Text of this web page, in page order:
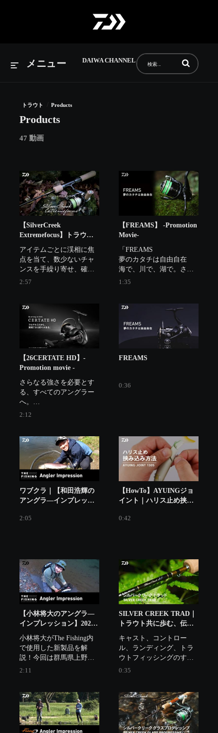
DAIWA CHANNEL
メニュー 動画の検索語句
トラウト / Products
Products
47 動画
【SilverCreek
Extremefocus】トラウト
との対話、より深く
アイテムごとに渓相に焦
点を当て、数少ないチャ
ンスを手繰り寄せ、確実
にモノにするロッド、そ
2:57
【FREAMS】 -Promotion
Movie-
「FREAMS
夢のカタチは自由自在
海で、川で、湖で。さま
ざまなフィッシングシー
る。」
製品ページ：
https://www.daiwa.com/jp/
1:35
【26CERTATE HD】-
Promotion movie -
さらなる強さを必要とす
る、すべてのアングラー
へ。
テクノロジーの進化が、
エアドライブデザイン×ア
ルミ製ローター
快適な操作性を。余りあ
る強さを。
エモーショナルな質感ま
今だからこそ胸を張っ
フルアルミだから、実現
できる釣りがある。*
Be strong, no limit.
CERTATE HD
主要パーツがアルミ合金
製であることを示してい
2:12
FREAMS
0:36
ワブクラ｜【和田浩輝の
アングラ―インプレッシ
ッグサイズが登場！新潟
2:05
【HowTo】AYUINGジョ
イント｜ハリス止め挟み
0:42
【小林将大のアングラ―
インプレッション】2024
年4月20日「心躍る！春の
渓流 群馬神流川 トラウ
トフィッシング」
小林将大がThe Fishing内
で使用した新製品を解
説！今回は群馬県上野村
を流れる神流川でトラウ
2:11
SILVER CREEK TRAD｜
トラウト共に歩む、伝統
と革新
キャスト、コントロー
ル、ランディング、トラ
ウトフィッシングのすべ
ての動作を意のままに行
ロッド本体の魅力があふ
れる、Silver Creek のスタ
ンダードモデル
「Trad」。
0:35